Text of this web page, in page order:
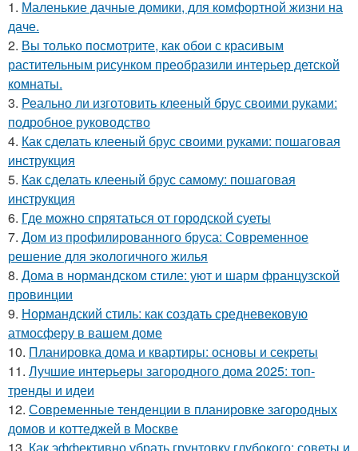
1. Маленькие дачные домики, для комфортной жизни на
даче.
2. Вы только посмотрите, как обои с красивым
растительным рисунком преобразили интерьер детской
комнаты.
3. Реально ли изготовить клееный брус своими руками:
подробное руководство
4. Как сделать клееный брус своими руками: пошаговая
инструкция
5. Как сделать клееный брус самому: пошаговая
инструкция
6. Где можно спрятаться от городской суеты
7. Дом из профилированного бруса: Современное
решение для экологичного жилья
8. Дома в нормандском стиле: уют и шарм французской
провинции
9. Нормандский стиль: как создать средневековую
атмосферу в вашем доме
10. Планировка дома и квартиры: основы и секреты
11. Лучшие интерьеры загородного дома 2025: топ-
тренды и идеи
12. Современные тенденции в планировке загородных
домов и коттеджей в Москве
13. Как эффективно убрать грунтовку глубокого: советы и